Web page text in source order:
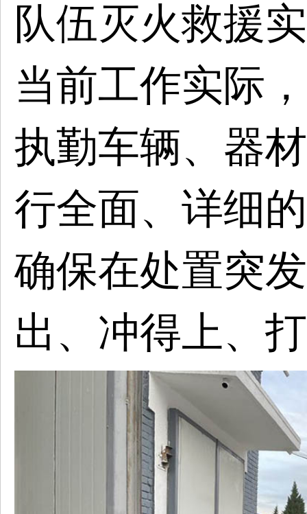
队伍灭火救援
当前工作实际
执勤车辆、器
行全面、详细
确保在处置突
出、冲得上